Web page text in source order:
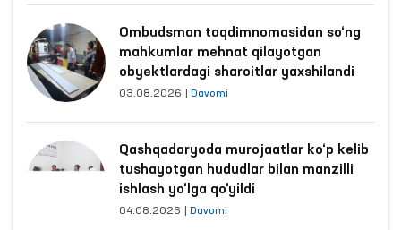
Ombudsman taqdimnomasidan so‘ng
mahkumlar mehnat qilayotgan
obyektlardagi sharoitlar yaxshilandi
03.08.2026 Davomi
Qashqadaryoda murojaatlar ko‘p kelib
tushayotgan hududlar bilan manzilli
ishlash yo‘lga qo‘yildi
04.08.2026 Davomi